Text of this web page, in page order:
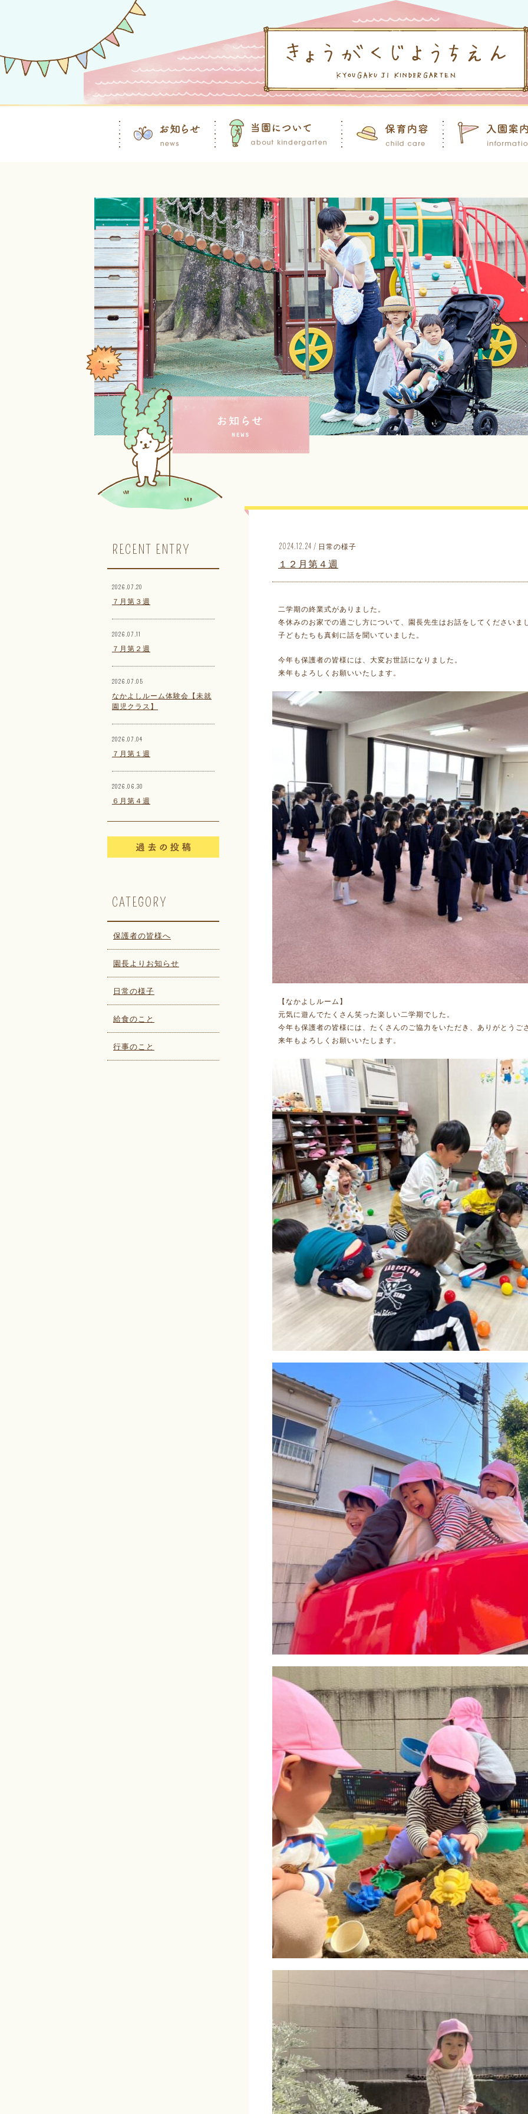
RECENT ENTRY
2026.07.20
７月第３週
2026.07.11
７月第２週
2026.07.05
なかよしルーム体験会【未就
園児クラス】
2026.07.04
７月第１週
2026.06.30
６月第４週
CATEGORY
保護者の皆様へ
園長よりお知らせ
日常の様子
給食のこと
行事のこと
2024.12.24 / 日常の様子
１２月第４週
二学期の終業式がありました。
冬休みのお家での過ごし方について、園長先生はお話をしてくださいま
子どもたちも真剣に話を聞いていました。
今年も保護者の皆様には、大変お世話になりました。
来年もよろしくお願いいたします。
【なかよしルーム】
元気に遊んでたくさん笑った楽しい二学期でした。
今年も保護者の皆様には、たくさんのご協力をいただき、ありがとうご
来年もよろしくお願いいたします。